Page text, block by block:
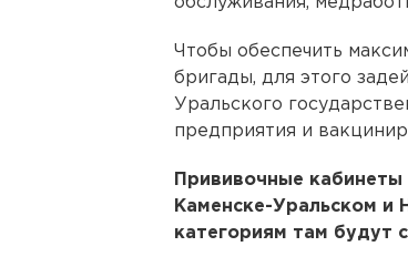
Чтобы обеспечить
бригады, для этого
Уральского
предприятия и
Прививочные кабинеты
Каменске-Уральском и
категориям там будут